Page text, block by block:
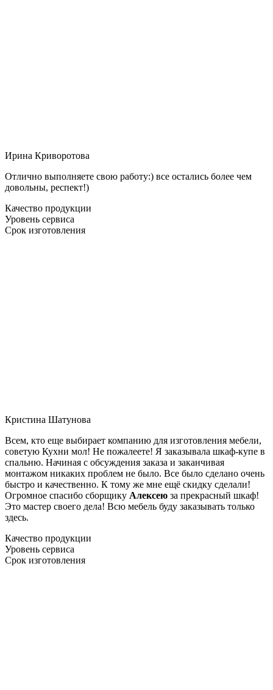
Ирина Криворотова
Отлично выполняете свою работу:) все остались более чем
довольны, респект!)
Качество продукции
Уровень сервиса
Срок изготовления
Кристина Шатунова
Всем, кто еще выбирает компанию для изготовления мебели,
советую Кухни мол! Не пожалеете! Я заказывала шкаф-купе в
спальню. Начиная с обсуждения заказа и заканчивая
монтажом никаких проблем не было. Все было сделано очень
быстро и качественно. К тому же мне ещё скидку сделали!
Огромное спасибо сборщику Алексею за прекрасный шкаф!
Это мастер своего дела! Всю мебель буду заказывать только
здесь.
Качество продукции
Уровень сервиса
Срок изготовления